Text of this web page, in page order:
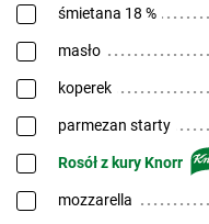
śmietana 18 %
masło
koperek
parmezan starty
Rosół z kury Knorr
mozzarella